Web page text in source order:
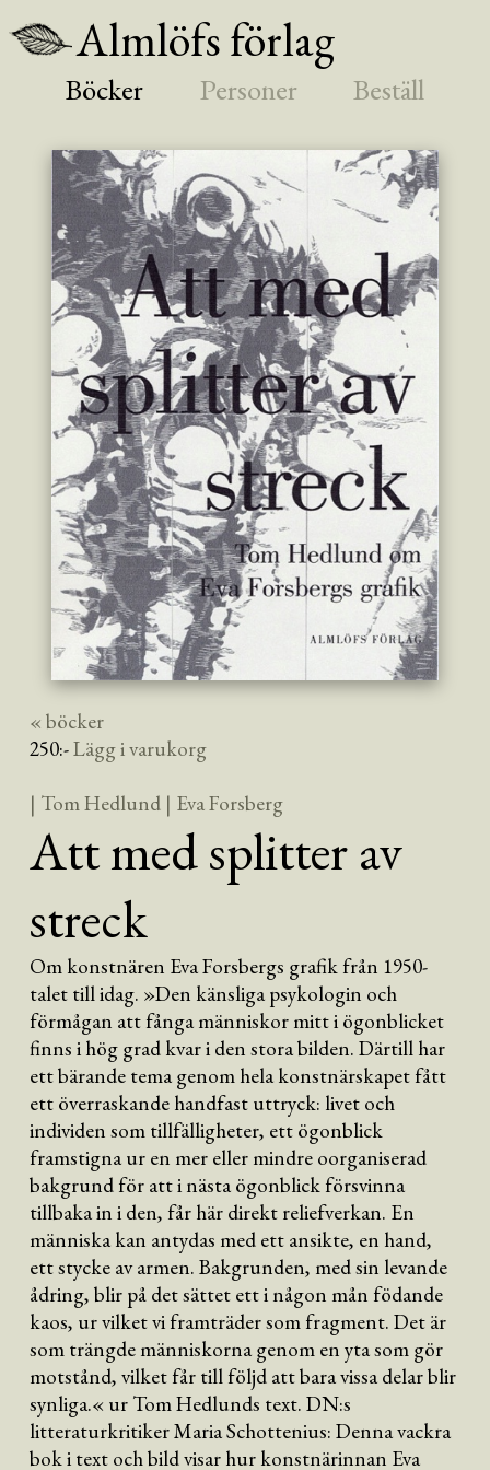
Almlöfs förlag
Böcker Personer Beställ
« böcker
250:-Lägg i varukorg
| Tom Hedlund | Eva Forsberg
Att med splitter av
streck
Om konstnären Eva Forsbergs grafik från 1950-
talet till idag. »Den känsliga psykologin och
förmågan att fånga människor mitt i ögonblicket
finns i hög grad kvar i den stora bilden. Därtill har
ett bärande tema genom hela konstnärskapet fått
ett överraskande handfast uttryck: livet och
individen som tillfälligheter, ett ögonblick
framstigna ur en mer eller mindre oorganiserad
bakgrund för att i nästa ögonblick försvinna
tillbaka in i den, får här direkt reliefverkan. En
människa kan antydas med ett ansikte, en hand,
ett stycke av armen. Bakgrunden, med sin levande
ådring, blir på det sättet ett i någon mån födande
kaos, ur vilket vi framträder som fragment. Det är
som trängde människorna genom en yta som gör
motstånd, vilket får till följd att bara vissa delar blir
synliga.« ur Tom Hedlunds text. DN:s
litteraturkritiker Maria Schottenius: Denna vackra
bok i text och bild visar hur konstnärinnan Eva